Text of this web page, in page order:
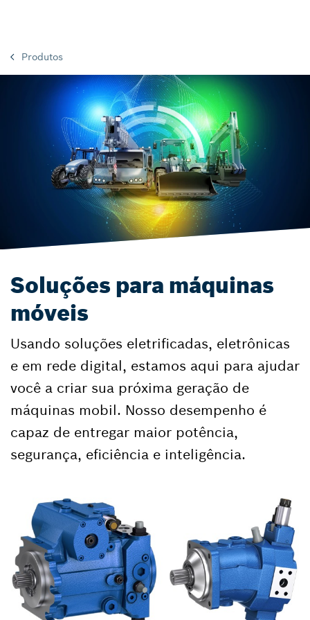
Produtos
Soluções para máquinas
móveis
Usando soluções eletrificadas, eletrônicas
e em rede digital, estamos aqui para ajudar
você a criar sua próxima geração de
máquinas mobil. Nosso desempenho é
capaz de entregar maior potência,
segurança, eficiência e inteligência.